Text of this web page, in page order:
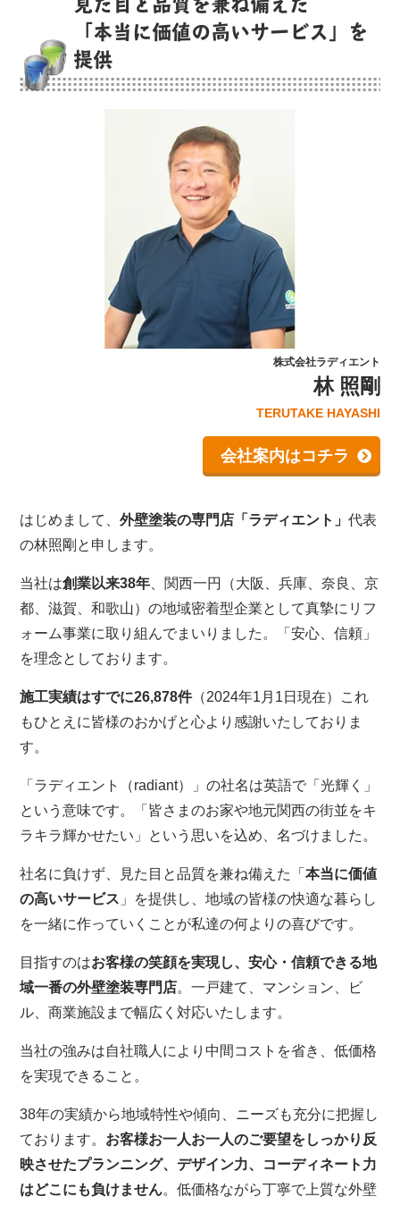
「本当に価値の高いサービス」を
提供
株式会社ラディエント
林 照剛
TERUTAKE HAYASHI
会社案内はコチラ
はじめまして、外壁塗装の専門店「ラディエント」代表
の林照剛と申します。
当社は創業以来38年 、関西一円（大阪、兵庫、奈良、京
都、滋賀、和歌山）の地域密着型企業として真摯にリフ
ォーム事業に取り組んでまいりました。「安心、信頼」
を理念としております。
施工実績はすでに26,878件（2024年1月1日現在）これ
もひとえに皆様のおかげと心より感謝いたしておりま
す。
「ラディエント（radiant）」の社名は英語で「光輝く」
という意味です。「皆さまのお家や地元関西の街並をキ
ラキラ輝かせたい」という思いを込め、名づけました。
社名に負けず、見た目と品質を兼ね備えた「本当に価値
の高いサービス 」を提供し、地域の皆様の快適な暮らし
を一緒に作っていくことが私達の何よりの喜びです。
目指すのはお客様の笑顔を実現し、安心・信頼できる地
域一番の外壁塗装専門店。一戸建て、マンション、ビ
ル、商業施設まで幅広く対応いたします。
当社の強みは自社職人により中間コストを省き、低価格
を実現できること。
38年の実績から地域特性や傾向、ニーズも充分に把握し
ております。 お客様お一人お一人のご要望をしっかり反
映させたプランニング、デザイン力、コーディネート力
はどこにも負けません。低価格ながら丁寧で上質な外壁